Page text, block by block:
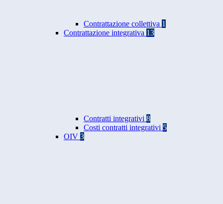
Contrattazione collettiva 1
Contrattazione integrativa 13
Contratti integrativi 8
Costi contratti integrativi 5
OIV 3